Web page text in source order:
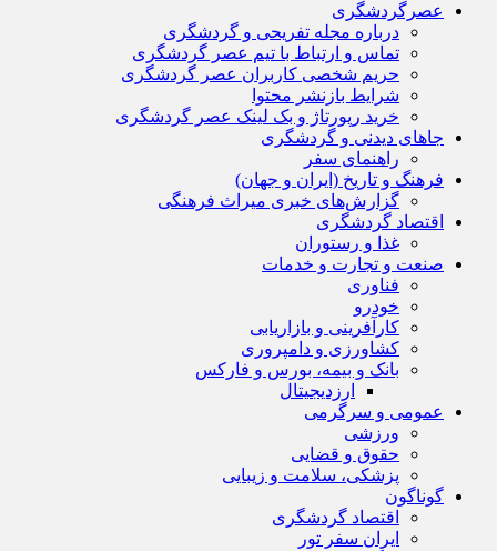
عصرگردشگری
درباره مجله تفریحی و گردشگری
تماس و ارتباط با تیم عصر گردشگری
حریم شخصی کاربران عصر گردشگری
شرایط بازنشر محتوا
خرید رپورتاژ و بک لینک عصر گردشگری
جاهای دیدنی و گردشگری
راهنمای سفر
فرهنگ و تاریخ (ایران و جهان)
گزارش‌های خبری میراث فرهنگی
اقتصاد گردشگری
غذا و رستوران
صنعت و تجارت و خدمات
فناوری
خودرو
کارآفرینی و بازاریابی
کشاورزی و دامپروری
بانک و بیمه، بورس و فارکس
ارزدیجیتال
عمومی و سرگرمی
ورزشی
حقوق و قضایی
پزشکی، سلامت و زیبایی
گوناگون
اقتصاد گردشگری
ایران سفر تور